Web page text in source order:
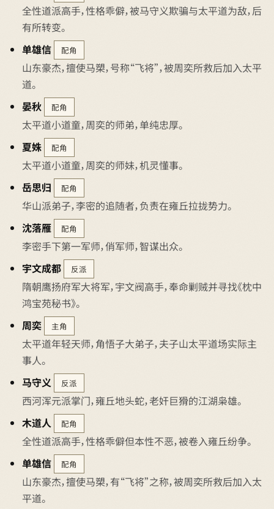
全性道派高手，性格乖僻，被马守义欺骗与太平道为敌，后
有所转变。
单雄信
配角
山东豪杰，擅使马槊，号称“飞将”，被周奕所救后加入太平
道。
晏秋
配角
太平道小道童，周奕的师弟，单纯忠厚。
夏姝
配角
太平道小道童，周奕的师妹，机灵懂事。
岳思归
配角
华山派弟子，李密的追随者，负责在雍丘拉拢势力。
沈落雁
配角
李密手下第一军师，俏军师，智谋出众。
宇文成都
反派
隋朝鹰扬府军大将军，宇文阀高手，奉命剿贼并寻找《枕中
鸿宝苑秘书》。
周奕
主角
太平道年轻天师，角悟子大弟子，夫子山太平道场实际主
事人。
马守义
反派
西河浑元派掌门，雍丘地头蛇，老奸巨猾的江湖枭雄。
木道人
配角
全性道派高手，性格乖僻但本性不恶，被卷入雍丘纷争。
单雄信
配角
山东豪杰，擅使马槊，有“飞将”之称，被周奕所救后加入太
平道。